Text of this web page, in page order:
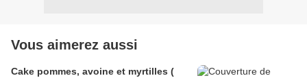
Vous aimerez aussi
Cake pommes, avoine et myrtilles (